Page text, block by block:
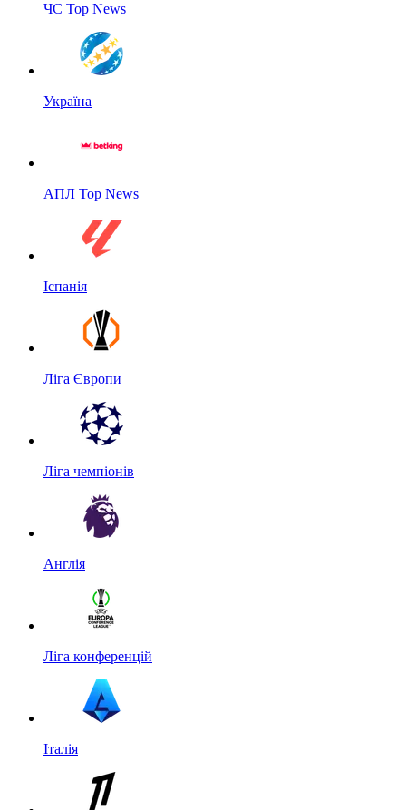
ЧС Top News
Україна
АПЛ Top News
Іспанія
Ліга Європи
Ліга чемпіонів
Англія
Ліга конференцій
Італія